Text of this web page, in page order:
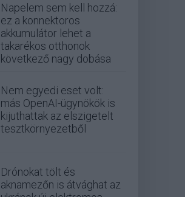
Napelem sem kell hozzá:
ez a konnektoros
akkumulátor lehet a
takarékos otthonok
következő nagy dobása
Nem egyedi eset volt:
más OpenAI-ügynökök is
kijuthattak az elszigetelt
tesztkörnyezetből
Drónokat tölt és
aknamezőn is átvághat az